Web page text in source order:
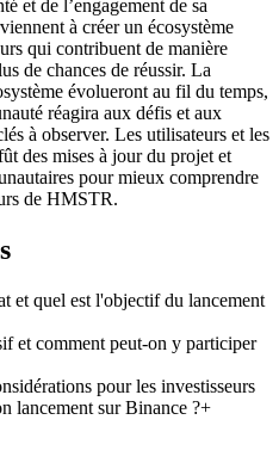
et de l’engagement de sa
à créer un écosystème
qui contribuent de manière
de chances de réussir. La
évolueront au fil du temps,
réagira aux défis et aux
à observer. Les utilisateurs et les
des mises à jour du projet et
pour mieux comprendre
de HMSTR.
et quel est l'objectif du lancement
et comment peut-on y participer
pour les investisseurs
lancement sur Binance ?+